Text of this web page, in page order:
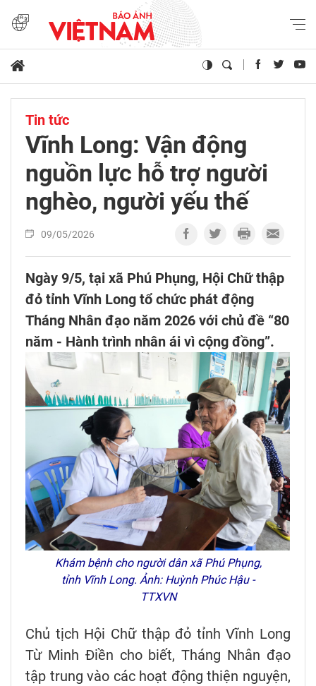
Tin tức
Vĩnh Long: Vận động
nguồn lực hỗ trợ người
nghèo, người yếu thế
09/05/2026
Ngày 9/5, tại xã Phú Phụng, Hội Chữ thập
đỏ tỉnh Vĩnh Long tổ chức phát động
Tháng Nhân đạo năm 2026 với chủ đề “80
năm - Hành trình nhân ái vì cộng đồng”.
Khám bệnh cho người dân xã Phú Phụng,
tỉnh Vĩnh Long. Ảnh: Huỳnh Phúc Hậu -
TTXVN
Chủ tịch Hội Chữ thập đỏ tỉnh Vĩnh Long
Từ Minh Điền cho biết, Tháng Nhân đạo
tập trung vào các hoạt động thiện nguyện,